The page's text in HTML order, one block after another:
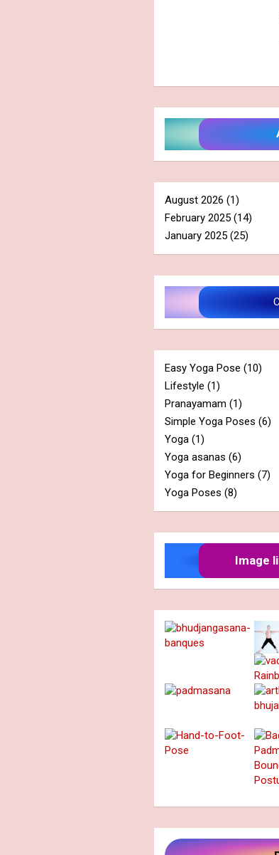
August 2026 (1)
February 2025 (14)
January 2025 (25)
Easy Yoga Pose (10)
Lifestyle (1)
Pranayamam (1)
Simple Yoga Poses (6)
Yoga (1)
Yoga asanas (6)
Yoga for Beginners (7)
Yoga Poses (8)
Image